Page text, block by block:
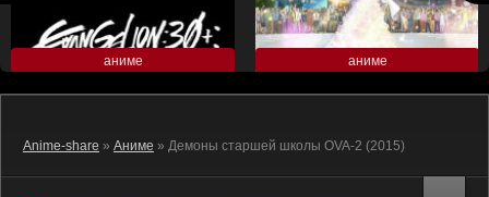
аниме аниме
Anime-share » Аниме » Демоны старшей школы OVA-2 (2015)